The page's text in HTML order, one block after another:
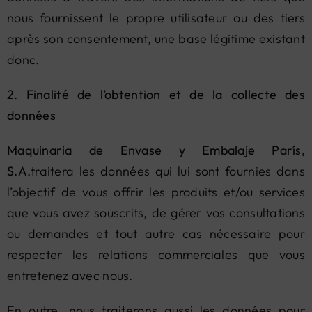
nous fournissent le propre utilisateur ou des tiers
après son consentement, une base légitime existant
donc.
2. Finalité de l’obtention et de la collecte des
données
Maquinaria de Envase y Embalaje París,
S.A.traitera les données qui lui sont fournies dans
l’objectif de vous offrir les produits et/ou services
que vous avez souscrits, de gérer vos consultations
ou demandes et tout autre cas nécessaire pour
respecter les relations commerciales que vous
entretenez avec nous.